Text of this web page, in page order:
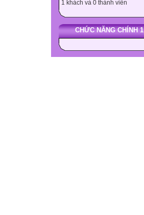
1 khách và 0 thành viên
CHỨC NĂNG CHÍNH 1